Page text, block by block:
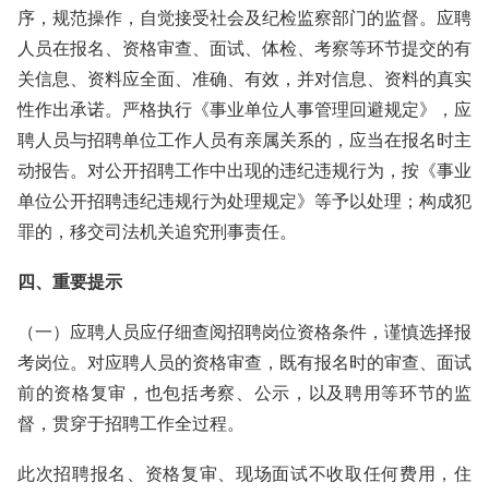
序，规范操作，自觉接受社会及纪检监察部门的监督。应聘
人员在报名、资格审查、面试、体检、考察等环节提交的有
关信息、资料应全面、准确、有效，并对信息、资料的真实
性作出承诺。严格执行《事业单位人事管理回避规定》，应
聘人员与招聘单位工作人员有亲属关系的，应当在报名时主
动报告。对公开招聘工作中出现的违纪违规行为，按《事业
单位公开招聘违纪违规行为处理规定》等予以处理；构成犯
罪的，移交司法机关追究刑事责任。
四、重要提示
（一）应聘人员应仔细查阅招聘岗位资格条件，谨慎选择报
考岗位。对应聘人员的资格审查，既有报名时的审查、面试
前的资格复审，也包括考察、公示，以及聘用等环节的监
督，贯穿于招聘工作全过程。
此次招聘报名、资格复审、现场面试不收取任何费用，住